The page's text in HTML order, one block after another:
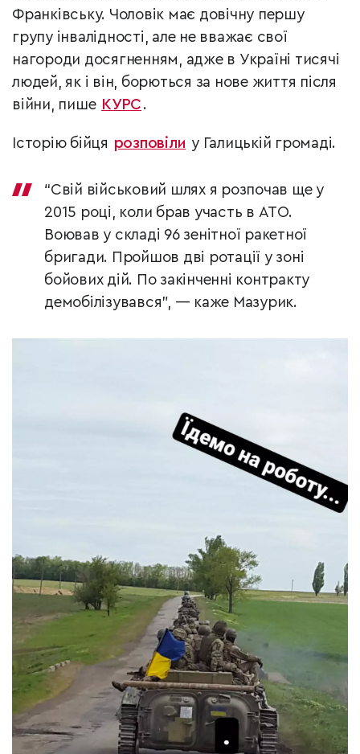
Франківську. Чоловік має довічну першу
групу інвалідності, але не вважає свої
нагороди досягненням, адже в Україні тисячі
людей, як і він, борються за нове життя після
війни, пише КУРС .
Історію бійця розповіли у Галицькій громаді.
“Свій військовий шлях я розпочав ще у
2015 році, коли брав участь в АТО.
Воював у складі 96 зенітної ракетної
бригади. Пройшов дві ротації у зоні
бойових дій. По закінченні контракту
демобілізувався”, — каже Мазурик.